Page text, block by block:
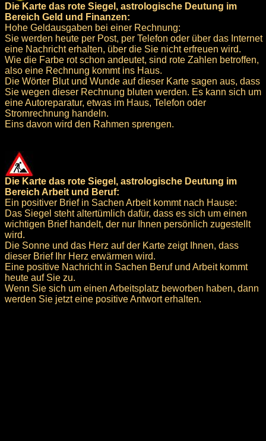
Die Karte das rote Siegel, astrologische Deutung im
Bereich Geld und Finanzen:
Hohe Geldausgaben bei einer Rechnung:
Sie werden heute per Post, per Telefon oder über das Internet
eine Nachricht erhalten, über die Sie nicht erfreuen wird.
Wie die Farbe rot schon andeutet, sind rote Zahlen betroffen,
also eine Rechnung kommt ins Haus.
Die Wörter Blut und Wunde auf dieser Karte sagen aus, dass
Sie wegen dieser Rechnung bluten werden. Es kann sich um
eine Autoreparatur, etwas im Haus, Telefon oder
Stromrechnung handeln.
Eins davon wird den Rahmen sprengen.
Die Karte das rote Siegel, astrologische Deutung im
Bereich Arbeit und Beruf:
Ein positiver Brief in Sachen Arbeit kommt nach Hause:
Das Siegel steht altertümlich dafür, dass es sich um einen
wichtigen Brief handelt, der nur Ihnen persönlich zugestellt
wird.
Die Sonne und das Herz auf der Karte zeigt Ihnen, dass
dieser Brief Ihr Herz erwärmen wird.
Eine positive Nachricht in Sachen Beruf und Arbeit kommt
heute auf Sie zu.
Wenn Sie sich um einen Arbeitsplatz beworben haben, dann
werden Sie jetzt eine positive Antwort erhalten.